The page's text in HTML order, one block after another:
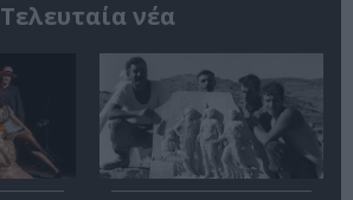
Τελευταία νέα